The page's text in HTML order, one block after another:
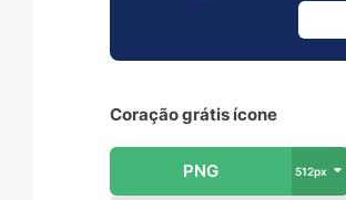
Coração grátis ícone
PNG 512px